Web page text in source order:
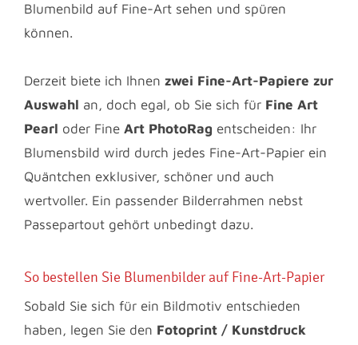
Blumenbild auf Fine-Art sehen und spüren
können.
Derzeit biete ich Ihnen zwei Fine-Art-Papiere zur
Auswahl an, doch egal, ob Sie sich für Fine Art
Pearl oder Fine Art PhotoRag entscheiden: Ihr
Blumensbild wird durch jedes Fine-Art-Papier ein
Quäntchen exklusiver, schöner und auch
wertvoller. Ein passender Bilderrahmen nebst
Passepartout gehört unbedingt dazu.
So bestellen Sie Blumenbilder auf Fine-Art-Papier
Sobald Sie sich für ein Bildmotiv entschieden
haben, legen Sie den Fotoprint / Kunstdruck